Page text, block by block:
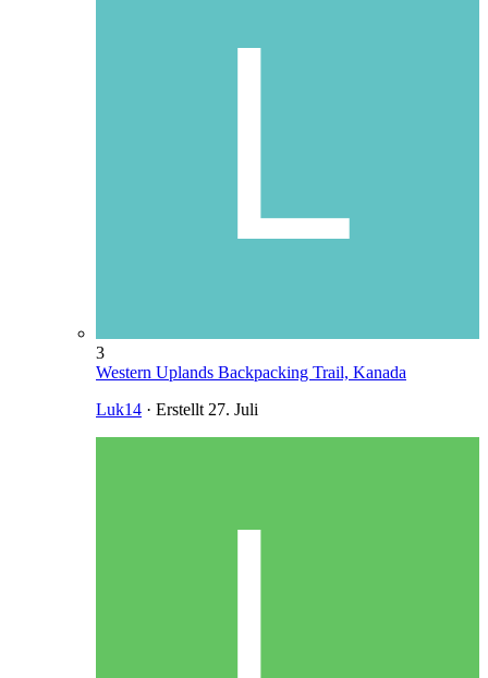
3
Western Uplands Backpacking Trail, Kanada
Luk14 · Erstellt 27. Juli